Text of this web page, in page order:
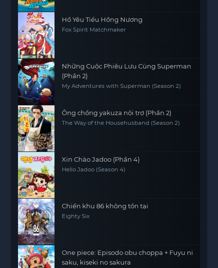
Hồ Yêu Tiểu Hồng Nương
Fox Spirit Matchmaker
Những Cuộc Phiêu Lưu Cùng Superman
(Phần 2)
My Adventures with Superman (Season 2)
Ông chồng yakuza nội trợ (Phần 2)
The Way of the Househusband (Season 2)
Xin Chào Jadoo (Phần 4)
Hello Jadoo (Season 4)
Chiến khu 86 không tồn tại
Eighty Six
One piece: Episodo obu choppa + Fuyu ni
saku, kiseki no sakura